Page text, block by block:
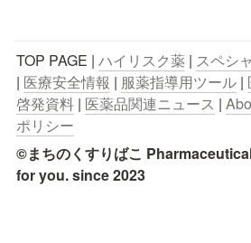
TOP PAGE | ハイリスク薬 | スペシ
| 医療安全情報 | 服薬指導用ツール |
啓発資料 | 医薬品関連ニュース |
ポリシー
©まちのくすりばこ
for you. since 2023